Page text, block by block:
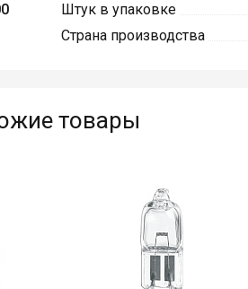
Штук в упаковке
Страна производства
товары